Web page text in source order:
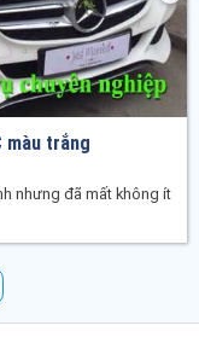
màu trắng
nhưng đã mất không ít